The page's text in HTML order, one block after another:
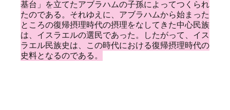
基台」を立てたアブラハムの子孫によってつくられ
たのである。それゆえに、アブラハムから始まった
ところの復帰摂理時代の摂理をなしてきた中心民族
は、イスラエルの選民であった。したがって、イス
ラエル民族史は、この時代における復帰摂理時代の
史料となるのである。